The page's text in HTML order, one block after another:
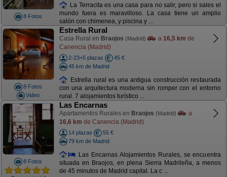
8 Fotos
La Terracita es una casa para no salir, pero si sales el
mundo fuera es maravilloso. La casa tiene un amplio
salón con chimenea, y piscina y ...
8 Fotos
Video
Estrella Rural
Casa Rural en Braojos (Madrid) a 16,5 km de
Canencia (Madrid)
2-23+5 plazas
45 €
45 km de Madrid
Estrella rural es una antigua construcción restaurada
con una arquitectura moderna sin romper con el entorno
rural. 7 alojamientos turístico ...
8 Fotos
Las Encarnas
Apartamentos Rurales en Braojos (Madrid)
a
16,6 km de Canencia (Madrid)
14 plazas
55 €
79 km de Madrid
Las Encarnas Alojamientos Rurales, se encuentra
situada en Braojos, en plena Sierra Madrileña, a menos
de 45 minutos de Madrid capital. La c ...